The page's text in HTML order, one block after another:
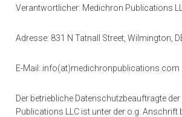
Verantwortlicher: Medichron Publications
Adresse: 831 N Tatnall Street, Wilmington,
E-Mail: info(at)medichronpublications.com
Der betriebliche Datenschutzbeauftragte
Publications LLC ist unter der o.g. Anschrift